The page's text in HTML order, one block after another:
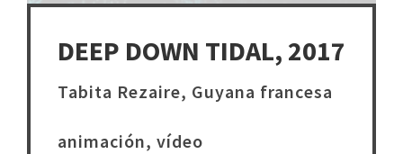
DEEP DOWN TIDAL, 2017
Tabita Rezaire, Guyana francesa
animación, vídeo